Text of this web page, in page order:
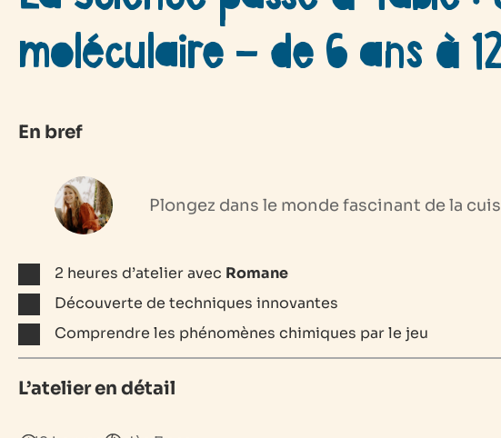
moléculaire – de 6 ans à
En bref
Plongez dans le monde fascinant de la
2 heures d’atelier avec Romane
Découverte de techniques innovantes
Comprendre les phénomènes chimiques par le jeu
L’atelier en détail